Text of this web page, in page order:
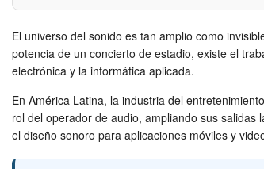
El universo del sonido es tan amplio como
potencia de un concierto de estadio, existe el
electrónica y la informática aplicada.
En América Latina, la industria del
rol del operador de audio, ampliando sus
el diseño sonoro para aplicaciones móviles y